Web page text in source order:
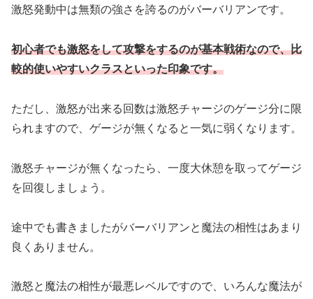
激怒発動中は無類の強さを誇るのがバーバリアンです。
初心者でも激怒をして攻撃をするのが基本戦術なので、比
較的使いやすいクラスといった印象です。
ただし、激怒が出来る回数は激怒チャージのゲージ分に限
られますので、ゲージが無くなると一気に弱くなります。
激怒チャージが無くなったら、一度大休憩を取ってゲージ
を回復しましょう。
途中でも書きましたがバーバリアンと魔法の相性はあまり
良くありません。
激怒と魔法の相性が最悪レベルですので、いろんな魔法が